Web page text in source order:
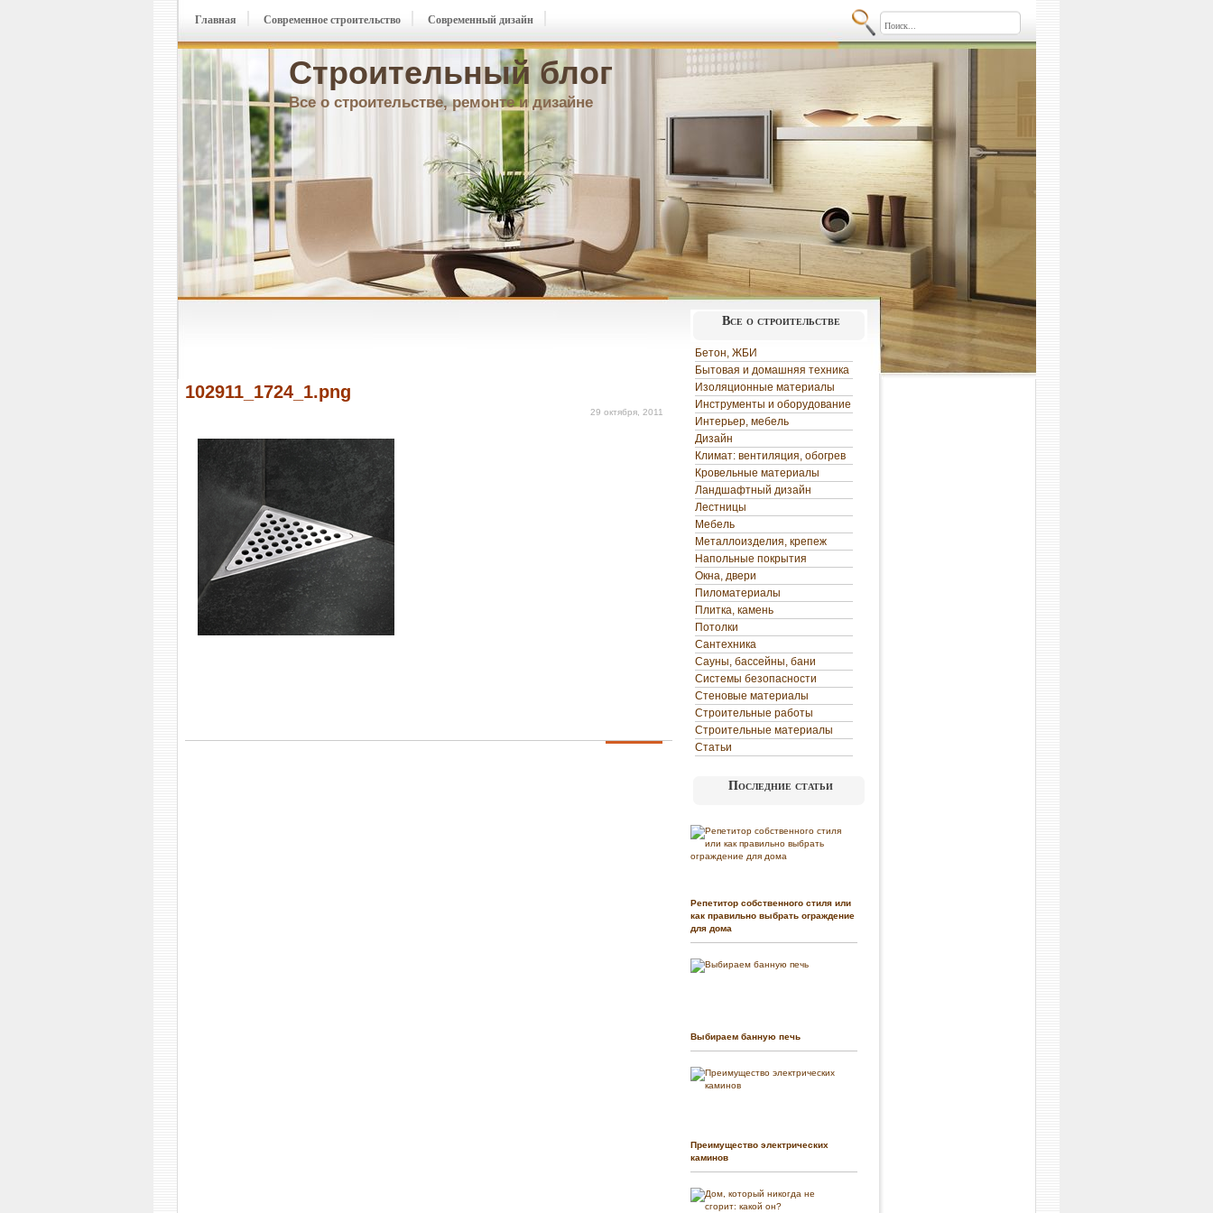
Строительный блог
Все о строительстве, ремонте и дизайне
Главная Современное строительство Современный дизайн
102911_1724_1.png
29 октября, 2011
Все о строительстве
Бетон, ЖБИ
Бытовая и домашняя техника
Изоляционные материалы
Инструменты и оборудование
Интерьер, мебель
Дизайн
Климат: вентиляция, обогрев
Кровельные материалы
Ландшафтный дизайн
Лестницы
Мебель
Металлоизделия, крепеж
Напольные покрытия
Окна, двери
Пиломатериалы
Плитка, камень
Потолки
Сантехника
Сауны, бассейны, бани
Системы безопасности
Стеновые материалы
Строительные работы
Строительные материалы
Статьи
Последние статьи
Репетитор собственного стиля или
как правильно выбрать ограждение
для дома
Выбираем банную печь
Преимущество электрических
каминов